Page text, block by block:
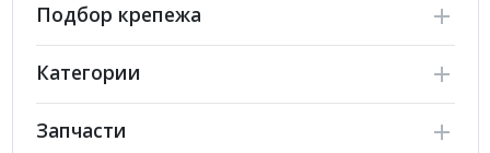
Подбор крепежа
Категории
Запчасти